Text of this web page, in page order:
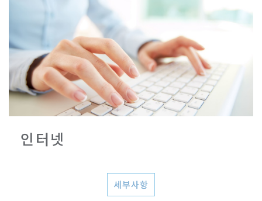
인터넷
세부사항